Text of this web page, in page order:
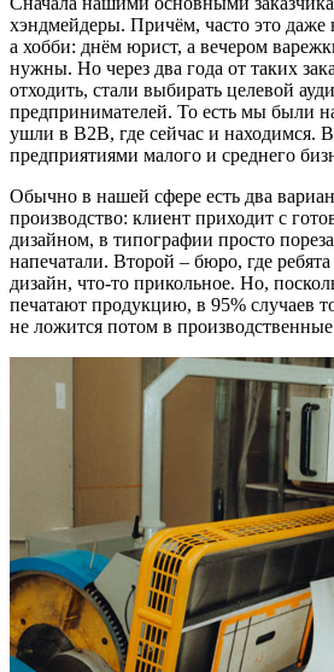
хэндмейдеры. Причём, часто это даже
а хобби: днём юрист, а вечером
нужны. Но через два года от таких
отходить, стали выбирать целевой
предпринимателей. То есть мы были
ушли в B2B, где сейчас и находимся.
предприятиями малого и среднего
Обычно в нашей сфере есть два
производство: клиент приходит с
дизайном, в типографии просто
напечатали. Второй – бюро, где
дизайн, что-то прикольное. Но,
печатают продукцию, в 95% случаев
не ложится потом в